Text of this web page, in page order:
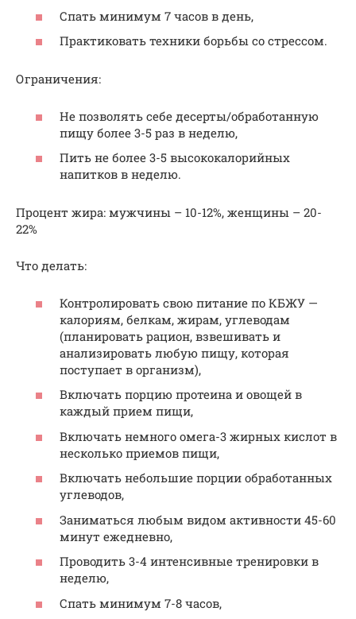
Спать минимум 7 часов в день,
Практиковать техники борьбы со стрессом.
Ограничения:
Не позволять себе десерты/обработанную
пищу более 3-5 раз в неделю,
Пить не более 3-5 высококалорийных
напитков в неделю.
Процент жира: мужчины – 10-12%, женщины – 20-
22%
Что делать:
Контролировать свою питание по КБЖУ —
калориям, белкам, жирам, углеводам
(планировать рацион, взвешивать и
анализировать любую пищу, которая
поступает в организм),
Включать порцию протеина и овощей в
каждый прием пищи,
Включать немного омега-3 жирных кислот в
несколько приемов пищи,
Включать небольшие порции обработанных
углеводов,
Заниматься любым видом активности 45-60
минут ежедневно,
Проводить 3-4 интенсивные тренировки в
неделю,
Спать минимум 7-8 часов,